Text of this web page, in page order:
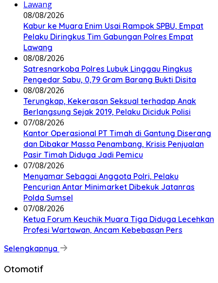
08/08/2026
Kabur ke Muara Enim Usai Rampok SPBU, Empat
Pelaku Diringkus Tim Gabungan Polres Empat
Lawang
08/08/2026
Satresnarkoba Polres Lubuk Linggau Ringkus
Pengedar Sabu, 0,79 Gram Barang Bukti Disita
08/08/2026
Terungkap, Kekerasan Seksual terhadap Anak
Berlangsung Sejak 2019, Pelaku Diciduk Polisi
07/08/2026
Kantor Operasional PT Timah di Gantung Diserang
dan Dibakar Massa Penambang, Krisis Penjualan
Pasir Timah Diduga Jadi Pemicu
07/08/2026
Menyamar Sebagai Anggota Polri, Pelaku
Pencurian Antar Minimarket Dibekuk Jatanras
Polda Sumsel
07/08/2026
Ketua Forum Keuchik Muara Tiga Diduga Lecehkan
Profesi Wartawan, Ancam Kebebasan Pers
Selengkapnya
Otomotif